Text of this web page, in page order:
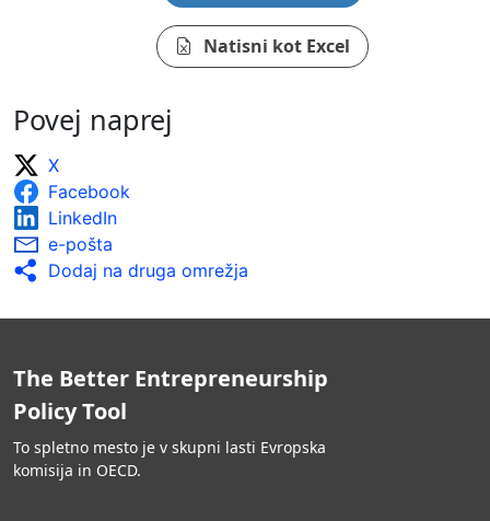
Natisni kot Excel
Povej naprej
X
Facebook
LinkedIn
e-pošta
Dodaj na druga omrežja
The Better Entrepreneurship
Policy Tool
To spletno mesto je v skupni lasti Evropska
komisija in OECD.